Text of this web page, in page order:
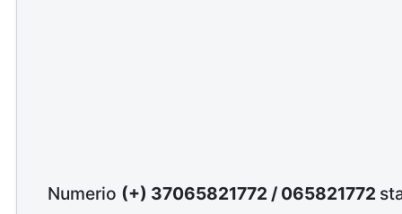
Numerio (+) 37065821772 /065821772